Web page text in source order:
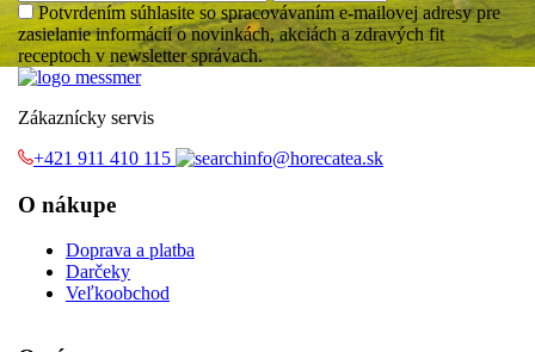
Potvrdením súhlasite so spracovávaním e-mailovej adresy pre
zasielanie informácií o novinkách, akciách a zdravých fit
receptoch v newsletter správach.
Zákaznícky servis
+421 911 410 115‬
info@horecatea.sk
O nákupe
Doprava a platba
Darčeky
Veľkoobchod